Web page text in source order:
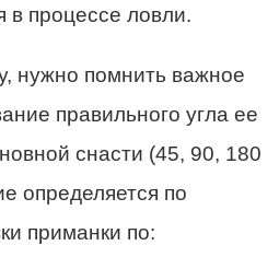
в процессе ловли.
нужно помнить важное
правильного угла ее
снасти (45, 90, 180
определяется по
приманки по: